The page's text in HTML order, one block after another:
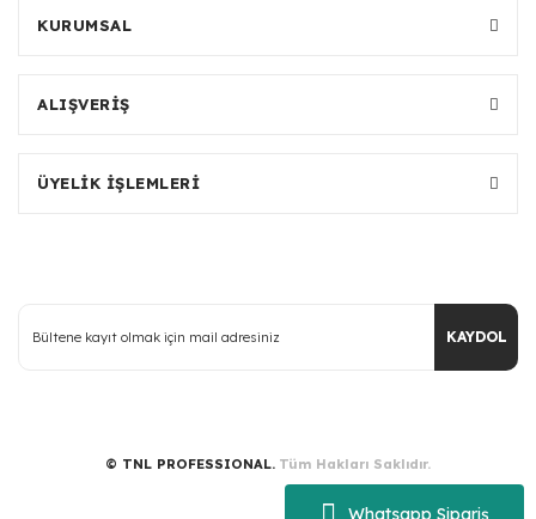
Whatsapp Sipariş
KURUMSAL
ALIŞVERİŞ
ÜYELİK İŞLEMLERİ
KAYDOL
© TNL PROFESSIONAL. Tüm Hakları Saklıdır.